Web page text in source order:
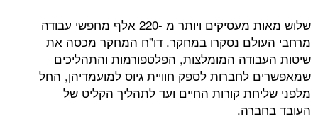
שלוש מאות מעסיקים ויותר מ -220 אלף מחפשי עבודה
נסקרו במחקר. דו"ח המחקר מכסה את
המומלצות, הפלטפורמות והתהליכים
לספק חוויית גיוס למועמדיהן, החל
קורות החיים ועד לתהליך הקליט של